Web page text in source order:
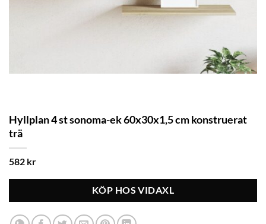
Hyllplan 4 st sonoma-ek 60x30x1,5 cm konstruerat
trä
582 kr
KÖP HOS VIDAXL